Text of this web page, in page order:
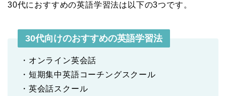
30代におすすめの英語学習法は以下の3つです。
30代向けのおすすめの英語学習法
・オンライン英会話
・短期集中英語コーチングスクール
・英会話スクール